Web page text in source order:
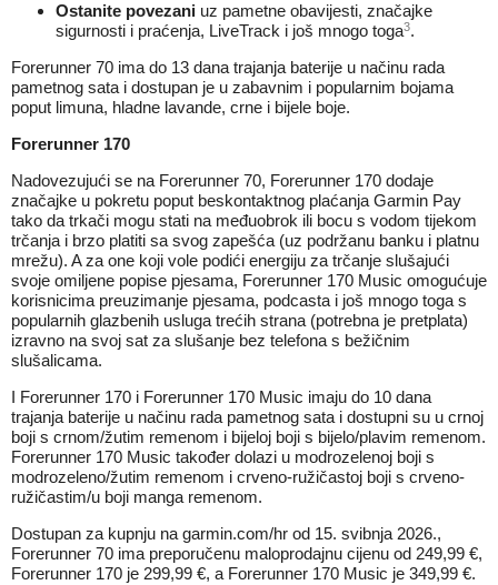
Ostanite povezani uz pametne obavijesti, značajke
sigurnosti i praćenja, LiveTrack i još mnogo toga3.
Forerunner 70 ima do 13 dana trajanja baterije u načinu rada
pametnog sata i dostupan je u zabavnim i popularnim bojama
poput limuna, hladne lavande, crne i bijele boje.
Forerunner 170
Nadovezujući se na Forerunner 70, Forerunner 170 dodaje
značajke u pokretu poput beskontaktnog plaćanja Garmin Pay
tako da trkači mogu stati na međuobrok ili bocu s vodom tijekom
trčanja i brzo platiti sa svog zapešća (uz podržanu banku i platnu
mrežu). A za one koji vole podići energiju za trčanje slušajući
svoje omiljene popise pjesama, Forerunner 170 Music omogućuje
korisnicima preuzimanje pjesama, podcasta i još mnogo toga s
popularnih glazbenih usluga trećih strana (potrebna je pretplata)
izravno na svoj sat za slušanje bez telefona s bežičnim
slušalicama.
I Forerunner 170 i Forerunner 170 Music imaju do 10 dana
trajanja baterije u načinu rada pametnog sata i dostupni su u crnoj
boji s crnom/žutim remenom i bijeloj boji s bijelo/plavim remenom.
Forerunner 170 Music također dolazi u modrozelenoj boji s
modrozeleno/žutim remenom i crveno-ružičastoj boji s crveno-
ružičastim/u boji manga remenom.
Dostupan za kupnju na garmin.com/hr od 15. svibnja 2026.,
Forerunner 70 ima preporučenu maloprodajnu cijenu od 249,99 €,
Forerunner 170 je 299,99 €, a Forerunner 170 Music je 349,99 €.